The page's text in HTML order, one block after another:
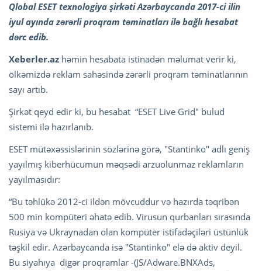
Qlobal ESET texnologiya şirkəti Azərbaycanda 2017-ci ilin
iyul ayında zərərli proqram təminatları ilə bağlı hesabat
dərc edib.
Xeberler.az həmin hesabata istinadən məlumat verir ki,
ölkəmizdə reklam sahəsində zərərli proqram təminatlarının
sayı artıb.
Şirkət qeyd edir ki, bu hesabat “ESET Live Grid" bulud
sistemi ilə hazırlanıb.
ESET mütəxəssislərinin sözlərinə görə, "Stantinko" adlı geniş
yayılmış kiberhücumun məqsədi arzuolunmaz reklamların
yayılmasıdır:
“Bu təhlükə 2012-ci ildən mövcuddur və hazırda təqribən
500 min kompüteri əhatə edib. Virusun qurbanları sırasında
Rusiya və Ukraynadan olan kompüter istifadəçiləri üstünlük
təşkil edir. Azərbaycanda isə "Stantinko" elə də aktiv deyil.
Bu siyahıya digər proqramlar -(JS/Adware.BNXAds,